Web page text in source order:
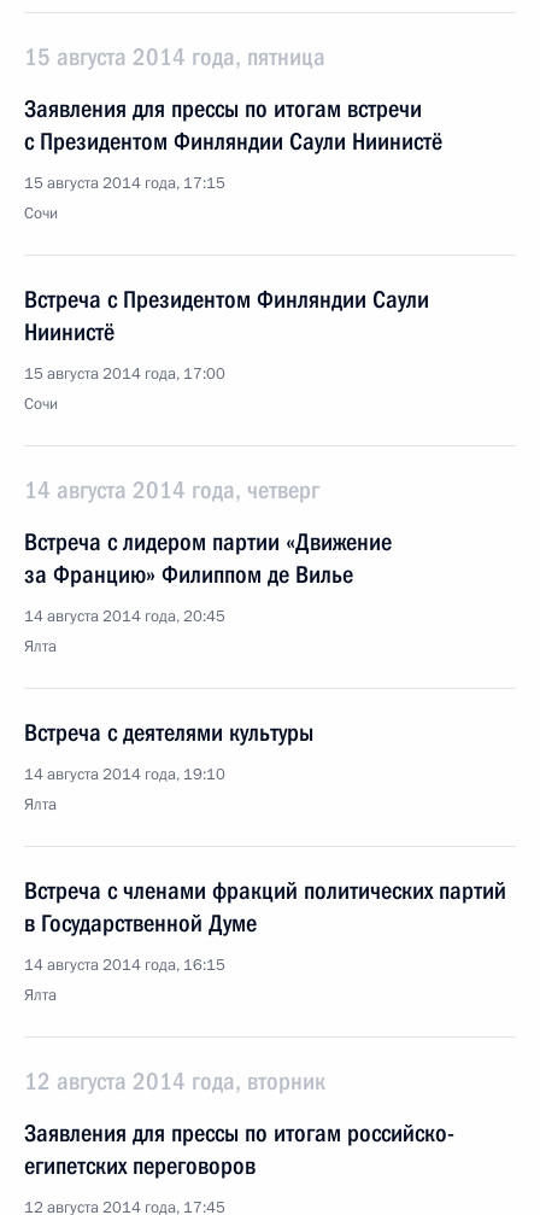
15 августа 2014 года, пятница
Заявления для прессы по итогам встречи
с Президентом Финляндии Саули Ниинистё
15 августа 2014 года, 17:15
Сочи
Встреча с Президентом Финляндии Саули
Ниинистё
15 августа 2014 года, 17:00
Сочи
14 августа 2014 года, четверг
Встреча с лидером партии «Движение
за Францию» Филиппом де Вилье
14 августа 2014 года, 20:45
Ялта
Встреча с деятелями культуры
14 августа 2014 года, 19:10
Ялта
Встреча с членами фракций политических партий
в Государственной Думе
14 августа 2014 года, 16:15
Ялта
12 августа 2014 года, вторник
Заявления для прессы по итогам российско-
египетских переговоров
12 августа 2014 года, 17:45